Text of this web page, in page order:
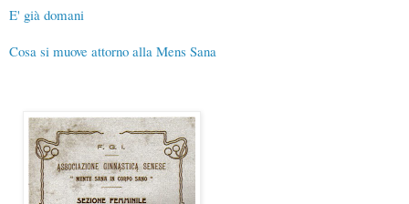
E' già domani
Cosa si muove attorno alla Mens Sana